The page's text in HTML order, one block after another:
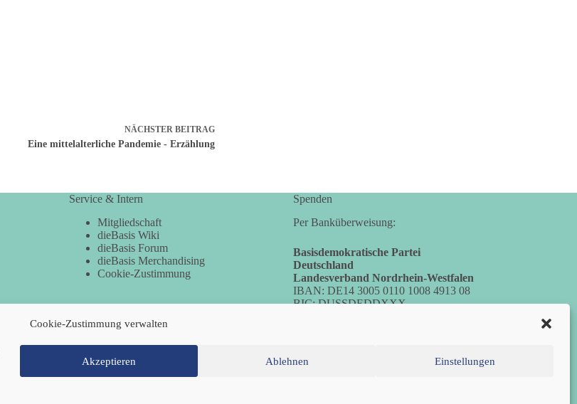
Cookie-Zustimmung verwalten
Akzeptieren Ablehnen Einstellungen
NÄCHSTER BEITRAG
Eine mittelalterliche Pandemie - Erzählung
Service & Intern
Mitgliedschaft
dieBasis Wiki
dieBasis Forum
dieBasis Merchandising
Cookie-Zustimmung
Spenden
Per Banküberweisung:
Basisdemokratische Partei
Deutschland
Landesverband Nordrhein-Westfalen
IBAN: DE14 3005 0110 1008 4913 08
BIC: DUSSDEDDXXX
Mitglied werden Kontakt Cookie-Richtlinie (EU)